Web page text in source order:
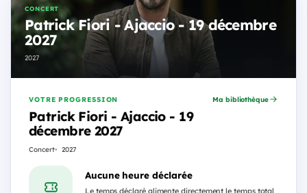
CONCERT
Patrick Fiori - Ajaccio - 19 décembre
2027
2027
VOTRE PROGRESSION
Patrick Fiori - Ajaccio - 19
décembre 2027
Concert 2027
Ma bibliothèque
Aucune heure déclarée
Le temps déclaré alimente directement le temps total